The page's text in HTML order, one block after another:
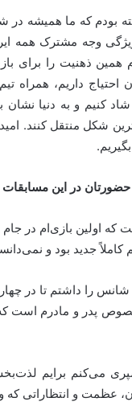
بودم که ما همیشه
ذهنیت را برای
داریم، همراه
کنیم و به دنیا
شکل منتقل کنند.
در این مسابقات
جدید بود و
را داشتم تا در
پدر و مادرم است
می‌کنم برایم
عظمت و انتظاراتی